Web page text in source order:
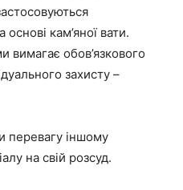
основі кам’яної вати.
вимагає обов’язкового
захисту –
перевагу іншому
на свій розсуд.